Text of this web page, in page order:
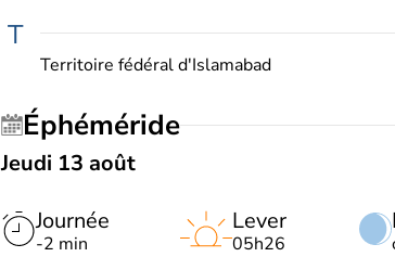
T
Territoire fédéral d'Islamabad
Éphéméride
Jeudi 13 août
Journée
-2 min
Lever
05h26